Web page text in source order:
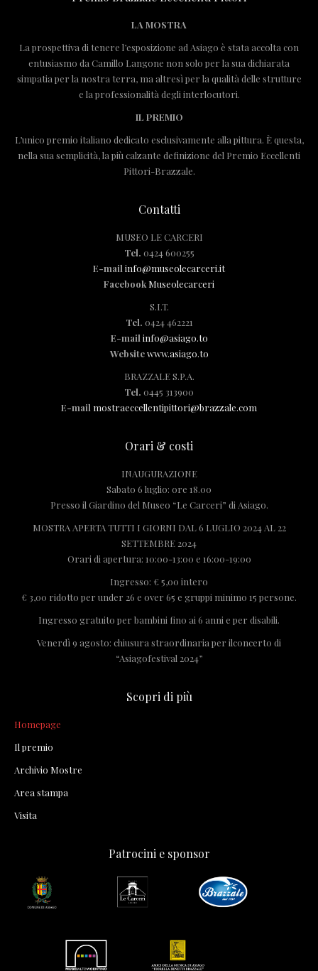
LA MOSTRA
La prospettiva di tenere l’esposizione ad Asiago è stata accolta con
entusiasmo da Camillo Langone non solo per la sua dichiarata
simpatia per la nostra terra, ma altresì per la qualità delle strutture
e la professionalità degli interlocutori.
IL PREMIO
L’unico premio italiano dedicato esclusivamente alla pittura. È questa,
nella sua semplicità, la più calzante definizione del Premio Eccellenti
Pittori-Brazzale.
Contatti
MUSEO LE CARCERI
Tel. 0424 600255
E-mail info@museolecarceri.it
Facebook Museolecarceri
S.I.T.
Tel. 0424 462221
E-mail info@asiago.to
Website www.asiago.to
BRAZZALE S.P.A.
Tel. 0445 313900
E-mail mostraeccellentipittori@brazzale.com
Orari & costi
INAUGURAZIONE
Sabato 6 luglio: ore 18.00
Presso il Giardino del Museo “Le Carceri” di Asiago.
MOSTRA APERTA TUTTI I GIORNI DAL 6 LUGLIO 2024 AL 22
SETTEMBRE 2024
Orari di apertura: 10:00-13:00 e 16:00-19:00
Ingresso: € 5,00 intero
€ 3,00 ridotto per under 26 e over 65 e gruppi minimo 15 persone.
Ingresso gratuito per bambini fino ai 6 anni e per disabili.
Venerdì 9 agosto: chiusura straordinaria per ilconcerto di
“Asiagofestival 2024”
Scopri di più
Homepage
Il premio
Archivio Mostre
Area stampa
Visita
Patrocini e sponsor